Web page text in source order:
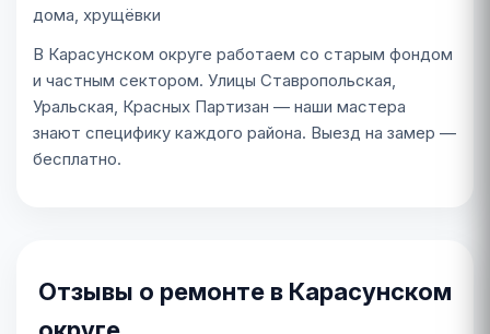
дома, хрущёвки
В Карасунском округе работаем со старым фондом
и частным сектором. Улицы Ставропольская,
Уральская, Красных Партизан — наши мастера
знают специфику каждого района. Выезд на замер —
бесплатно.
Отзывы о ремонте в Карасунском